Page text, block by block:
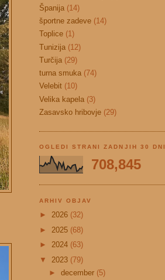
Španija (14)
športne zadeve (14)
Toplice (1)
Tunizija (12)
Turčija (29)
turna smuka (74)
Velebit (10)
Velika kapela (3)
Zasavsko hribovje (29)
OGLEDI STRANI ZADNJIH 30 DNI
708,845
ARHIV OBJAV
► 2026 (32)
► 2025 (68)
► 2024 (63)
▼ 2023 (79)
► december (5)